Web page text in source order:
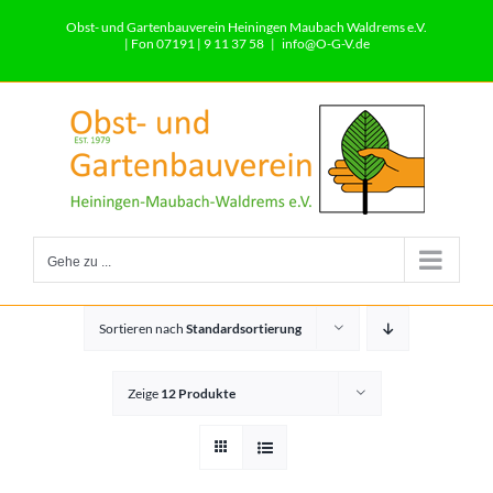
Obst- und Gartenbauverein Heiningen Maubach Waldrems e.V.
| Fon 07191 | 9 11 37 58 | info@O-G-V.de
Gehe zu ...
Sortieren nach Standardsortierung
Zeige 12 Produkte